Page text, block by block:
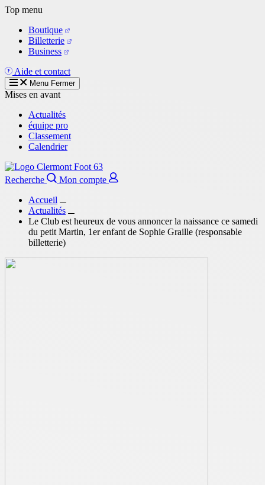
Aller
contenu
principal
Top menu
Boutique
Billetterie
Business
Aide et contact
Menu Fermer
Mises en avant
Actualités
équipe pro
Classement
Calendrier
Recherche
Mon compte
Accueil
Actualités
Le Club est heureux de vous annoncer la naissance ce samedi
du petit Martin, 1er enfant de Sophie Graille (responsable
billetterie)